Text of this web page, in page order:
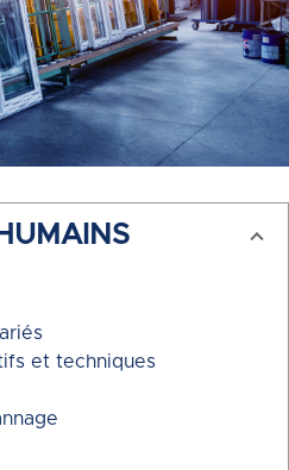
et techniques